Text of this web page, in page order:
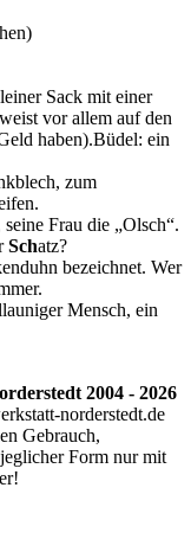
Sack mit einer
vor allem auf den
haben).Büdel: ein
zum
seine Frau die Olsch .
Schatz?
bezeichnet. Wer
Mensch, ein
2004 - 2026
norderstedt.de
Gebrauch,
Form nur mit